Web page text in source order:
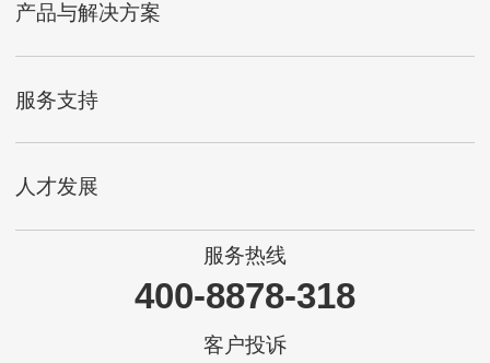
产品与解决方案
服务支持
人才发展
服务热线
400-8878-318
客户投诉